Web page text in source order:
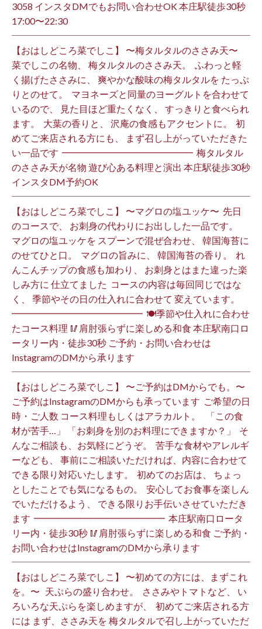
3058 インスタDMでもお問い合わせOK 本庄駅徒歩30秒
17:00〜22:30 ⁡
【おはしどころ菜でしこ】 〜梅タルタルのささみ天〜 ⁡
菜でしこの名物、 梅タルタルのささみ天。 ⁡ ふわっと軽
く揚げたささみに、 爽やかな酸味の梅タルタルを たっぷ
りとのせて。 ⁡ マヨネーズと同量のヨーグルトを合わせて
いるので、 見た目ほど重たくなく、 すっきりと食べられ
ます。 ⁡ 大葉の香りと、 沢庵の食感もアクセントに。 ⁡ 初
めてご来店される方にも、 まず召し上がっていただきた
い一品です️ ⁡ ━━━━━━━━━━━━━━ ⁡ 梅タルタル
のささみ天が名物 遊び心ある料理と演出 本庄駅徒歩30秒
インスタDM予約OK ⁡
【おはしどころ菜でしこ】 〜マグロの塩ユッケ〜 ⁡ 先日
のコースで、 お刺身の代わりにお出しした一品です。 ⁡
マグロの塩ユッケを スプーンで混ぜ合わせ、 韓国海苔に
のせてひと口。 ⁡ マグロの旨みに、 韓国海苔の香り。 ⁡ れ
んこんチップの食感も加わり、 お刺身とはまた違った楽
しみ方に 仕立てました️ ⁡ コースの内容は毎回同じではな
く、 季節やその日の仕入れに合わせて 変えています。 ⁡
━━━━━━━━━━━━━━ ⁡ 🍽季節や仕入れに合わせ
たコース料理 🥢肩肘張らずに楽しめる和食 本庄駅南口ロ
ータリー内・徒歩30秒 ご予約・お問い合わせは
InstagramのDMから承ります ⁡
【おはしどころ菜でしこ】 〜ご予約はDMからでも。〜 ⁡
ご予約はInstagramのDMからも承っています ⁡ ご希望の日
時・ご人数 コース料理もしくはアラカルト。 ⁡ ⁡ 「この食
材が苦手…」 「お刺身を別のお料理にできますか？」 ⁡ そ
んなご相談も、お気軽にどうぞ。 ⁡ 苦手な食材やアレルギ
ーなども、 事前にご相談いただければ、内容に合わせて
できる限り対応いたします。 ⁡ 初めてのお店は、 ちょっ
としたことでも気になるもの。 ⁡ 安心してお食事を楽しん
でいただけるよう、 できる限りお手伝いさせていただき
ます️ ⁡ ━━━━━━━━━━━━━━ ⁡ 本庄駅南口ロータ
リー内・徒歩30秒 🥢肩肘張らずに楽しめる和食 ご予約・
お問い合わせはInstagramのDMから承ります ⁡
【おはしどころ菜でしこ】 〜初めての方には、まずこれ
を。〜 ⁡ ⁡ 天ぷらの盛り合わせ。 ⁡ ささみやトマトなど、 い
ろいろな天ぷらを楽しめますが、 ⁡ 初めてご来店される方
には まず、ささみ天を 梅タルタルで召し上がっていただ